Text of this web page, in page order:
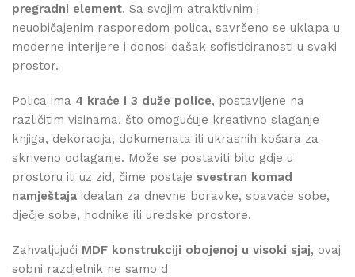
pregradni element. Sa svojim atraktivnim i
neuobičajenim rasporedom polica, savršeno se uklapa u
moderne interijere i donosi dašak sofisticiranosti u svaki
prostor.
Polica ima 4 kraće i 3 duže police, postavljene na
različitim visinama, što omogućuje kreativno slaganje
knjiga, dekoracija, dokumenata ili ukrasnih košara za
skriveno odlaganje. Može se postaviti bilo gdje u
prostoru ili uz zid, čime postaje svestran komad
namještaja idealan za dnevne boravke, spavaće sobe,
dječje sobe, hodnike ili uredske prostore.
Zahvaljujući MDF konstrukciji obojenoj u visoki sjaj, ovaj
sobni razdjelnik ne samo d